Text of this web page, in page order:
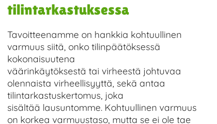
tilintarkastuksessa
Tavoitteenamme on hankkia kohtuullinen
varmuus siitä, onko tilinpäätöksessä
kokonaisuutena
väärinkäytöksestä tai virheestä johtuvaa
olennaista virheellisyyttä, sekä antaa
tilintarkastuskertomus, joka
sisältää lausuntomme. Kohtuullinen varmuus
on korkea varmuustaso, mutta se ei ole tae